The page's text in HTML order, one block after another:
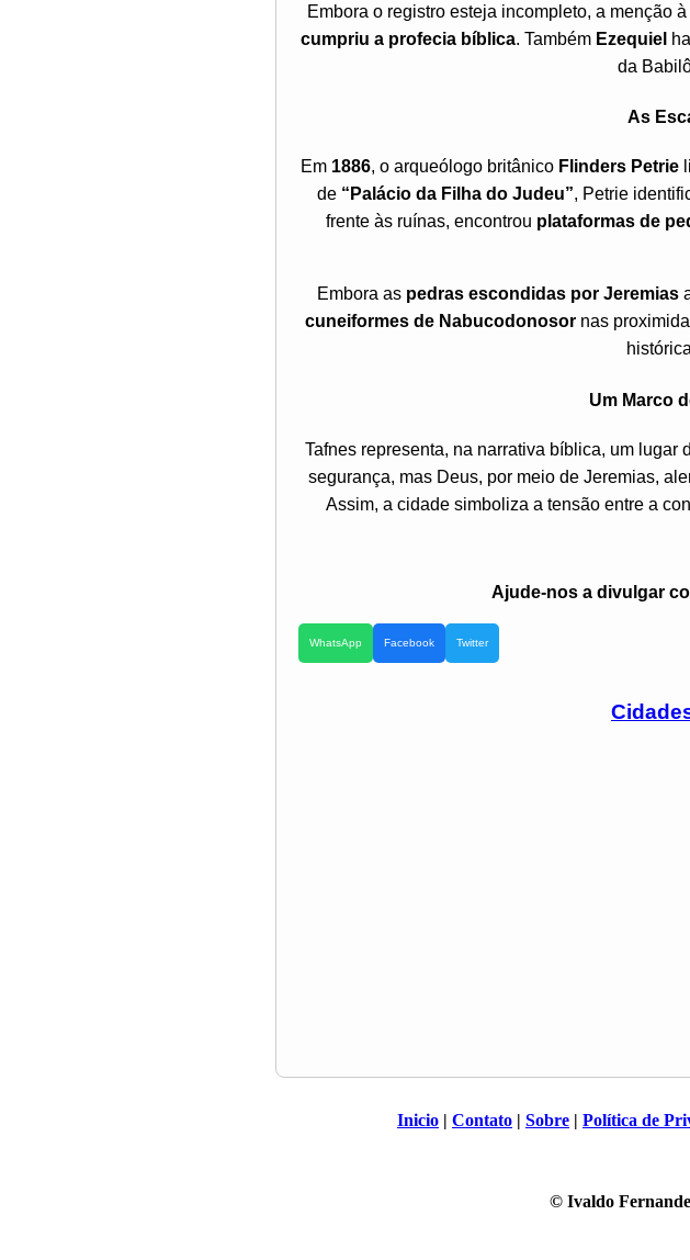
Embora o registro esteja incompleto, a menção
cumpriu a profecia bíblica. Também Ezequiel
da
As
Em 1886, o arqueólogo britânico Flinders Petrie
de “Palácio da Filha do Judeu”, Petrie
frente às ruínas, encontrou plataformas de
Embora as pedras escondidas por Jeremias
cuneiformes de Nabucodonosor nas
Um Marco
Tafnes representa, na narrativa bíblica, um lugar
segurança, mas Deus, por meio de Jeremias,
Assim, a cidade simboliza a tensão entre a
Ajude-nos a divulgar
WhatsApp Facebook Twitter
Inicio | Contato | Sobre | Política de
© Ivaldo